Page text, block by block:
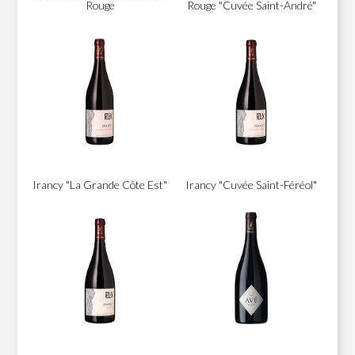
Rouge
Rouge "Cuvée Saint-André"
Irancy "La Grande Côte Est" Irancy "Cuvée Saint-Féréol"